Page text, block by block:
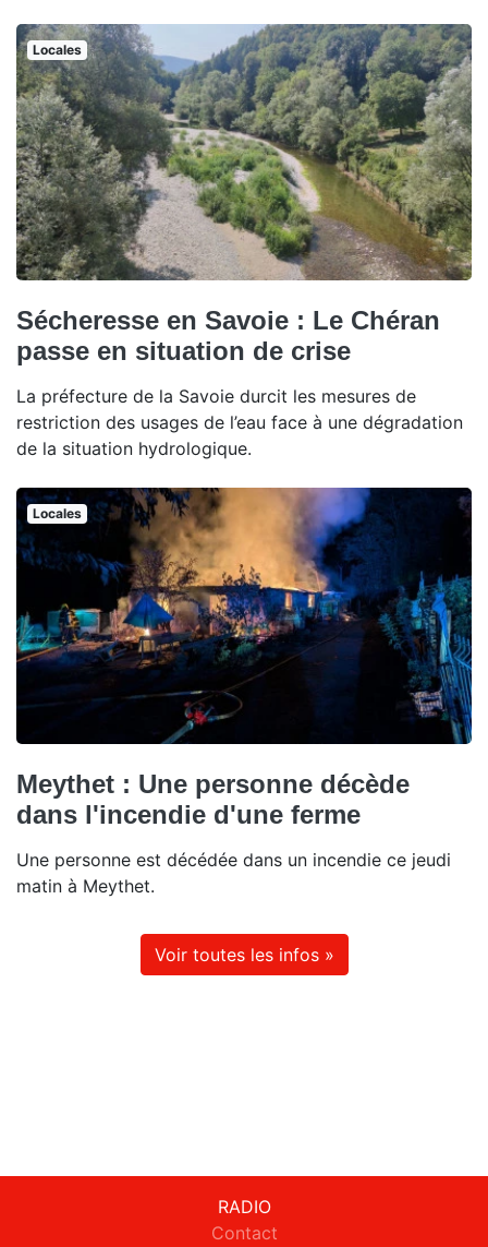
Locales
Sécheresse en Savoie : Le Chéran
passe en situation de crise
La préfecture de la Savoie durcit les mesures de
restriction des usages de l’eau face à une dégradation
de la situation hydrologique.
Locales
Meythet : Une personne décède
dans l'incendie d'une ferme
Une personne est décédée dans un incendie ce jeudi
matin à Meythet.
Voir toutes les infos »
RADIO
Contact